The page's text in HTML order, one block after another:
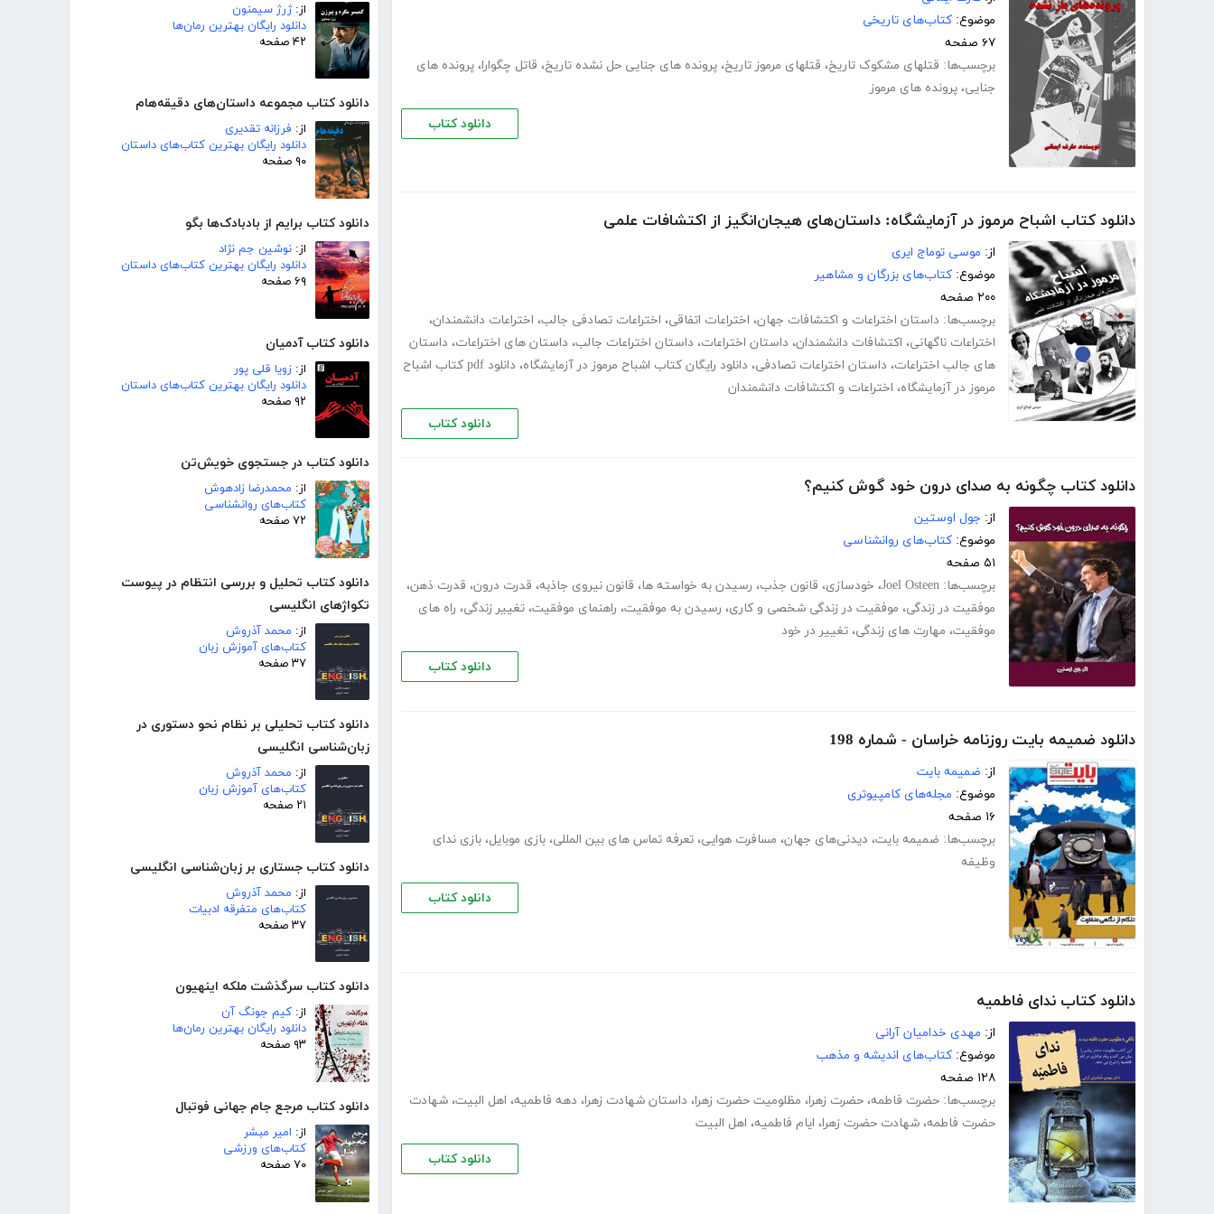
از:ژرژ سیمنون
دانلود رایگان بهترین رمان‌ها
۴۲ صفحه
دانلود کتاب مجموعه داستان‌های دقیقه‌هام
از: فرزانه تقدیری
دانلود رایگان بهترین کتاب‌های داستان
۹۰ صفحه
دانلود کتاب برایم از بادبادک‌ها بگو
از: نوشین جم نژاد
دانلود رایگان بهترین کتاب‌های داستان
۶۹ صفحه
دانلود کتاب آدمیان
از: زویا قلی پور
دانلود رایگان بهترین کتاب‌های داستان
۹۲ صفحه
دانلود کتاب در جستجوی خویش‌تن
از: محمدرضا زادهوش
کتاب‌های روانشناسی
۷۲ صفحه
دانلود کتاب تحلیل و بررسی انتظام در پیوست
تکواژهای انگلیسی
از: محمد آذروش
کتاب‌های آموزش زبان
۳۷ صفحه
دانلود کتاب تحلیلی بر نظام نحو دستوری در
زبان‌شناسی انگلیسی
از: محمد آذروش
کتاب‌های آموزش زبان
۲۱ صفحه
دانلود کتاب جستاری بر زبان‌شناسی انگلیسی
از: محمد آذروش
کتاب‌های متفرقه ادبیات
۳۷ صفحه
دانلود کتاب سرگذشت ملکه اینهیون
از: کیم جونگ آن
دانلود رایگان بهترین رمان‌ها
۹۳ صفحه
دانلود کتاب مرجع جام جهانی فوتبال
از: امیر مبشر
کتاب‌های ورزشی
۷۰ صفحه
موضوع: کتاب‌های تاریخی
۶۷ صفحه
برچسب‌ها: قتلهای مشکوک تاریخ، قتلهای مرموز تاریخ، پرونده های جنایی حل نشده تاریخ، قاتل چگوارا، پرونده های
جنایی، پرونده های مرموز
دانلود کتاب
دانلود کتاب اشباح مرموز در آزمایشگاه: داستان‌های هیجان‌انگیز از اکتشافات علمی
از: موسی توماج ایری
موضوع: کتاب‌های بزرگان و مشاهیر
۲۰۰ صفحه
برچسب‌ها: داستان اختراعات و اکتشافات جهان، اختراعات اتفاقی، اختراعات تصادفی جالب، اختراعات دانشمندان،
اختراعات ناگهانی، اکتشافات دانشمندان، داستان اختراعات، داستان اختراعات جالب، داستان های اختراعات، داستان
های جالب اختراعات، داستان اختراعات تصادفی، دانلود رایگان کتاب اشباح مرموز در آزمایشگاه،
دانلود pdf کتاب اشباح
مرموز در آزمایشگاه، اختراعات و اکتشافات دانشمندان
دانلود کتاب
دانلود کتاب چگونه به صدای درون خود گوش کنیم؟
از: جول اوستین
موضوع: کتاب‌های روانشناسی
۵۱ صفحه
برچسب‌ها: Joel Osteen، خودسازی، قانون جذب، رسیدن به خواسته ها، قانون نیروی جاذبه، قدرت درون، قدرت ذهن،
موفقیت در زندگی، موفقیت در زندگی شخصی و کاری، رسیدن به موفقیت، راهنمای موفقیت، تغییر زندگی، راه های
موفقیت، مهارت های زندگی، تغییر در خود
دانلود کتاب
دانلود ضمیمه بایت روزنامه خراسان - شماره 198
از: ضمیمه بایت
موضوع: مجله‌های کامپیوتری
۱۶ صفحه
برچسب‌ها: ضمیمه بایت، دیدنی‌های جهان، مسافرت هوایی، تعرفه تماس های بین المللی، بازی موبایل، بازی ندای
وظیفه
دانلود کتاب
دانلود کتاب ندای فاطمیه
از: مهدی خدامیان آرانی
موضوع: کتاب‌های اندیشه و مذهب
۱۲۸ صفحه
برچسب‌ها: حضرت فاطمه، حضرت زهرا، مظلومیت حضرت زهرا، داستان شهادت زهرا، دهه فاطمیه، اهل البیت، شهادت
حضرت فاطمه، شهادت حضرت زهرا، ایام فاطمیه، اهل البیت
دانلود کتاب